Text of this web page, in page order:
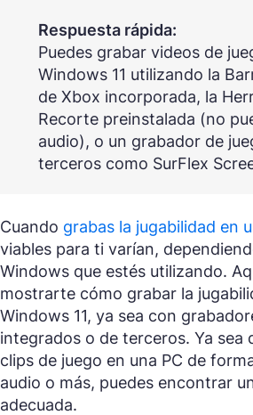
Respuesta rápida:
Puedes grabar videos de
Windows 11 utilizando la
de Xbox incorporada, la
Recorte preinstalada (no
audio), o un grabador de
terceros como SurFlex
Cuando grabas la jugabilidad en
viables para ti varían,
Windows que estés utilizando.
mostrarte cómo grabar la
Windows 11, ya sea con
integrados o de terceros. Ya sea
clips de juego en una PC de
audio o más, puedes encontrar
adecuada.